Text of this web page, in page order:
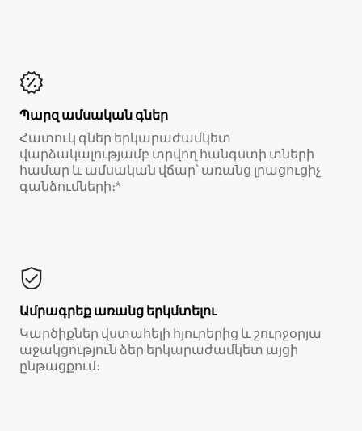
Պարզ ամսական գներ
Հատուկ գներ երկարաժամկետ
վարձակալությամբ տրվող հանգստի տների
համար և ամսական վճար՝ առանց լրացուցիչ
գանձումների։*
Ամրագրեք առանց երկմտելու
Կարծիքներ վստահելի հյուրերից և շուրջօրյա
աջակցություն ձեր երկարաժամկետ այցի
ընթացքում։